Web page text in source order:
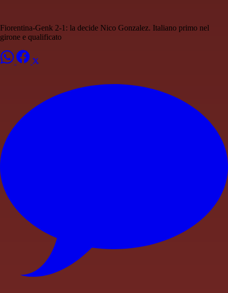
Fiorentina-Genk 2-1: la decide Nico Gonzalez. Italiano primo nel
girone e qualificato